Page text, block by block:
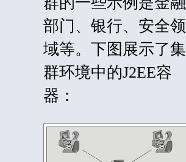
部门、银行、安全领
域等。下图展示了集
群环境中的J2EE容
器：